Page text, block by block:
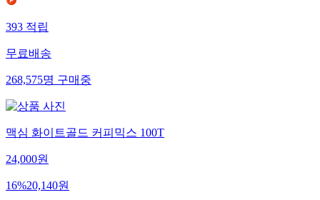
393적립
무료배송
268,575명구매중
맥심 화이트골드 커피믹스 100T
24,000원
16%20,140원